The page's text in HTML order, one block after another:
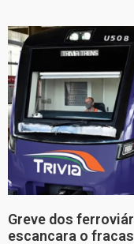
Greve dos
escancara o